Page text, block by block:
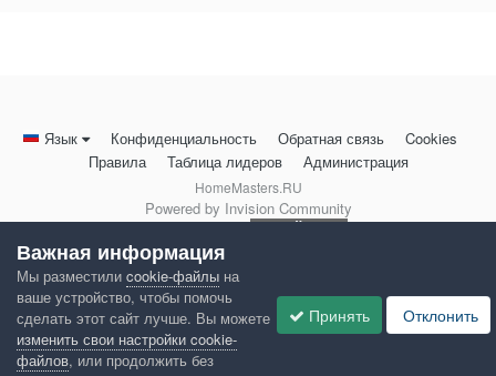
Язык Конфиденциальность Обратная связь
Cookies
Правила
Таблица лидеров Администрация
HomeMasters.RU
Powered by Invision Community
Важная информация
Мы разместили cookie-файлы на
ваше устройство, чтобы помочь
сделать этот сайт лучше. Вы можете
изменить свои настройки cookie-
файлов, или продолжить без
Принять Отклонить